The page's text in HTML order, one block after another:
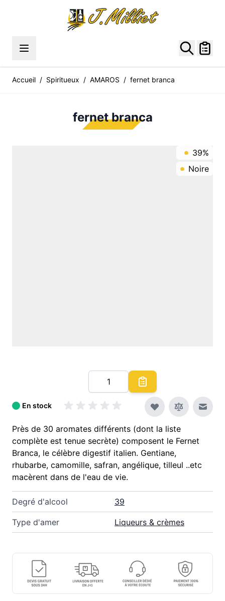
Accueil / Spiritueux / AMAROS / fernet branca
fernet branca
39%
Noire
En stock
Près de 30 aromates différents (dont la liste
complète est tenue secrète) composent le Fernet
Branca, le célèbre digestif italien. Gentiane,
rhubarbe, camomille, safran, angélique, tilleul ..etc
macèrent dans de l'eau de vie.
Degré d'alcool 39
Type d'amer Liqueurs & crèmes
Quantité